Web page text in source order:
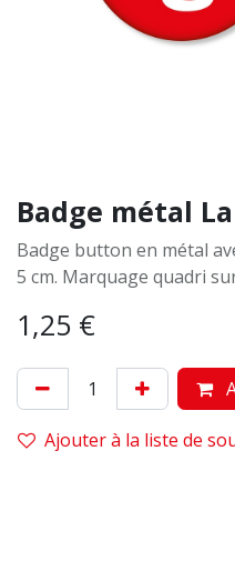
Badge métal La
Badge button en métal
5 cm. Marquage quadri
1,25 €
Ajouter à la liste de